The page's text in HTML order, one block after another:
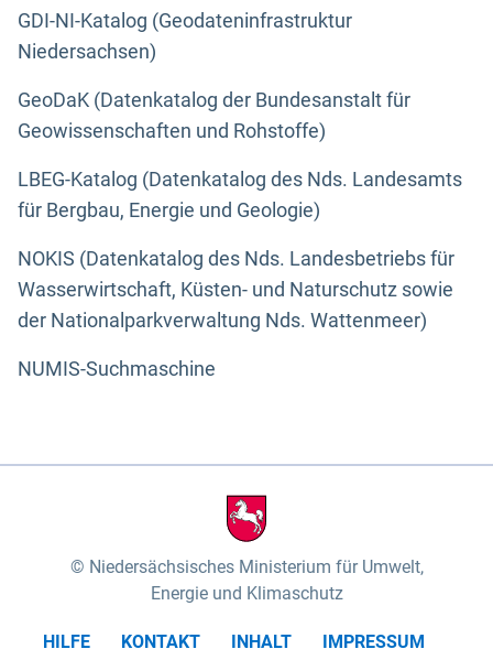
GDI-NI-Katalog (Geodateninfrastruktur
Niedersachsen)
GeoDaK (Datenkatalog der Bundesanstalt für
Geowissenschaften und Rohstoffe)
LBEG-Katalog (Datenkatalog des Nds. Landesamts
für Bergbau, Energie und Geologie)
NOKIS (Datenkatalog des Nds. Landesbetriebs für
Wasserwirtschaft, Küsten- und Naturschutz sowie
der Nationalparkverwaltung Nds. Wattenmeer)
NUMIS-Suchmaschine
Niedersächsisches Ministerium für Umwelt,
Energie und Klimaschutz
HILFE KONTAKT INHALT
IMPRESSUM